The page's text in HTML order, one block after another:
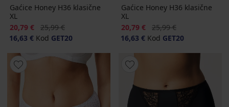
Gaćice Honey H36 klasične
XL
Popust
20,79 € Prvobitna cijena
25,99 €
16,63 € Kod GET20
Gaćice Honey H36 klasične
XL
Popust
20,79 € Prvobitna cijena
25,99 €
16,63 € Kod GET20